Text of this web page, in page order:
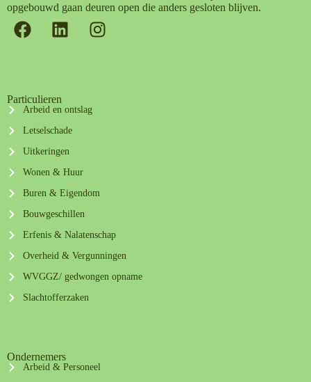
opgebouwd gaan deuren open die anders gesloten blijven.
Particulieren
Arbeid en ontslag
Letselschade
Uitkeringen
Wonen & Huur
Buren & Eigendom
Bouwgeschillen
Erfenis & Nalatenschap
Overheid & Vergunningen
WVGGZ/ gedwongen opname
Slachtofferzaken
Ondernemers
Arbeid & Personeel